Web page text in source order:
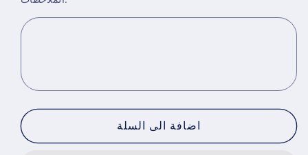
اقلام
اقلام
اضافة الى السلة